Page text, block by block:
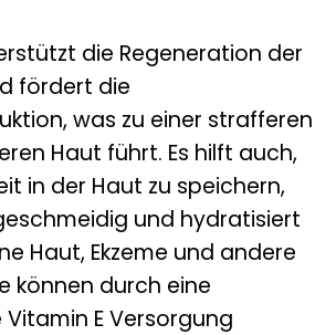
die Regeneration der
fördert die
was zu einer strafferen
Haut führt. Es hilft auch,
in der Haut zu speichern,
und hydratisiert
Haut, Ekzeme und andere
können durch eine
E Versorgung